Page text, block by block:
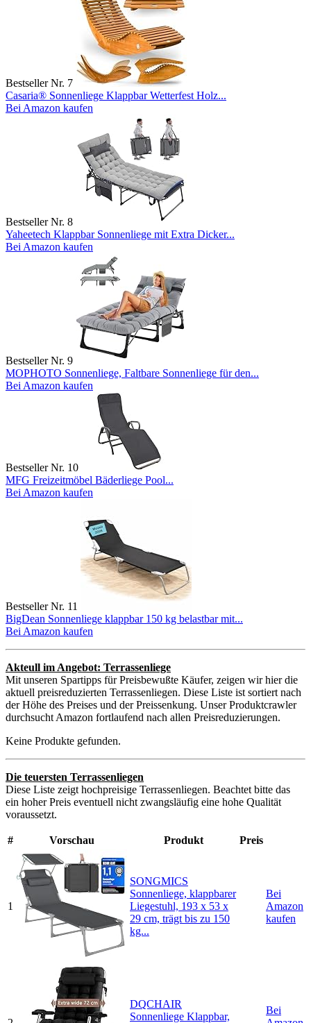
Bestseller Nr. 7
Casaria® Sonnenliege Klappbar Wetterfest Holz...
Bei Amazon kaufen
Bestseller Nr. 8
Yaheetech Klappbar Sonnenliege mit Extra Dicker...
Bei Amazon kaufen
Bestseller Nr. 9
MOPHOTO Sonnenliege, Faltbare Sonnenliege für den...
Bei Amazon kaufen
Bestseller Nr. 10
MFG Freizeitmöbel Bäderliege Pool...
Bei Amazon kaufen
Bestseller Nr. 11
BigDean Sonnenliege klappbar 150 kg belastbar mit...
Bei Amazon kaufen
Akteull im Angebot: Terrassenliege
Mit unseren Spartipps für Preisbewußte Käufer, zeigen wir hier die
aktuell preisreduzierten Terrassenliegen. Diese Liste ist sortiert nach
der Höhe des Preises und der Preissenkung. Unser Produktcrawler
durchsucht Amazon fortlaufend nach allen Preisreduzierungen.
Keine Produkte gefunden.
Die teuersten Terrassenliegen
Diese Liste zeigt hochpreisige Terrassenliegen. Beachtet bitte das
ein hoher Preis eventuell nicht zwangsläufig eine hohe Qualität
voraussetzt.
# Vorschau Produkt Preis
1
SONGMICS
Sonnenliege, klappbarer
Liegestuhl, 193 x 53 x
29 cm, trägt bis zu 150
kg...
Bei
Amazon
kaufen
DQCHAIR
Sonnenliege Klappbar,
Bei